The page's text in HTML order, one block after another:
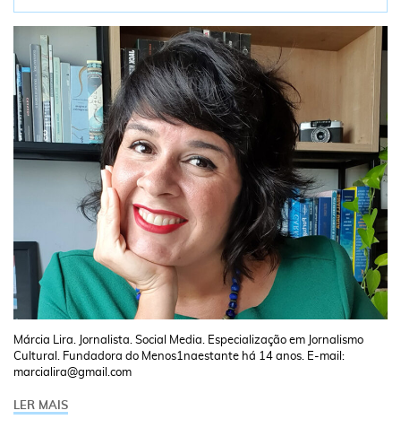
Márcia Lira. Jornalista. Social Media. Especialização em Jornalismo
Cultural. Fundadora do Menos1naestante há 14 anos. E-mail:
marcialira@gmail.com
LER MAIS